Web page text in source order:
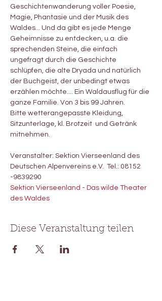
Geschichtenwanderung voller Poesie,
Magie, Phantasie und der Musik des
Waldes... Und da gibt es jede Menge
Geheimnisse zu entdecken, u.a. die
sprechenden Steine, die einfach
ungefragt durch die Geschichte
schlüpfen, die alte Dryada und natürlich
der Buchgeist, der unbedingt etwas
erzählen möchte.... Ein Waldausflug für die
ganze Familie. Von 3 bis 99 Jahren.
Bitte wetterangepasste Kleidung,
Sitzunterlage, kl. Brotzeit  und Getränk
mitnehmen.
Veranstalter: Sektion Vierseenland des
Deutschen Alpenvereins e.V.  Tel.: 08152
-9839290
Sektion Vierseenland - Das wilde Theater
des Waldes
Diese Veranstaltung teilen